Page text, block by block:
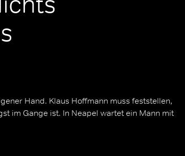
Hand. Klaus Hoffmann muss feststellen,
im Gange ist. In Neapel wartet ein Mann mit